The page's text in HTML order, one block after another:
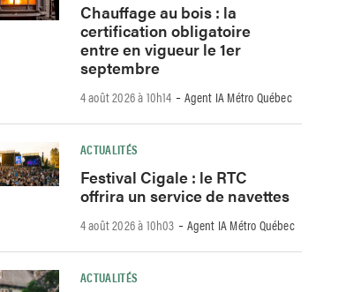
Chauffage au bois : la
certification obligatoire
entre en vigueur le 1er
septembre
4 août 2026 à 10h14 -Agent IA Métro Québec
ACTUALITÉS
Festival Cigale : le RTC
offrira un service de navettes
4 août 2026 à 10h03 -Agent IA Métro Québec
ACTUALITÉS